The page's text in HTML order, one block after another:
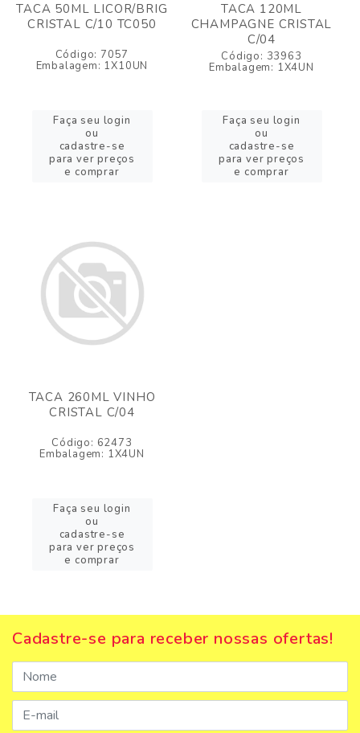
TACA 50ML LICOR/BRIG
CRISTAL C/10 TC050
Código: 7057
Embalagem: 1X10UN
Faça seu login
ou
cadastre-se
para ver preços
e comprar
TACA 120ML
CHAMPAGNE CRISTAL
C/04
Código: 33963
Embalagem: 1X4UN
Faça seu login
ou
cadastre-se
para ver preços
e comprar
TACA 260ML VINHO
CRISTAL C/04
Código: 62473
Embalagem: 1X4UN
Faça seu login
ou
cadastre-se
para ver preços
e comprar
Cadastre-se para receber nossas ofertas!